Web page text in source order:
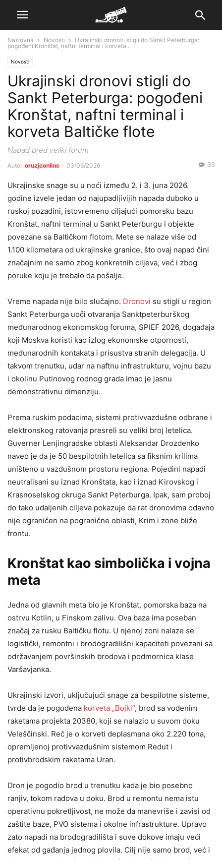
Naslovna Novosti
Ukrajinski dronovi stigli do Sankt Peterburga:
pogođeni Kronštat, naftni terminal i korveta...
Novosti
Ukrajinski dronovi stigli do
Sankt Peterburga: pogođeni
Kronštat, naftni terminal i
korveta Baltičke flote
Napad pred veliki forum
Autor oruzjeonline - 03/06/2026 39
Ukrajinske snage su u noći između 2. i 3. juna 2026.
godine izvele jedan od najupadljivijih napada duboko u
ruskoj pozadini, istovremeno ciljajući pomorsku bazu
Kronštat, naftni terminal u Sankt Peterburgu i objekte
povezane sa Baltičkom flotom. Mete se nalaze više od
1.100 kilometara od ukrajinske granice, što ovaj napad čini
značajnim ne samo zbog konkretnih ciljeva, već i zbog
poruke koju je trebalo da pošalje.
Vreme napada nije bilo slučajno. Dronovi su stigli u region
Sankt Peterburga uoči otvaranja Sanktpeterburškog
međunarodnog ekonomskog foruma, SPIEF 2026, događaja
koji Moskva koristi kao izlog ekonomske otpornosti,
međunarodnih kontakata i prisustva stranih delegacija. U
takvom trenutku, udar na naftnu infrastrukturu, vojnu bazu
i okolinu Putinovog rodnog grada imao je jasnu
demonstrativnu dimenziju.
Prema ruskim podacima, sistemi protivvazdušne odbrane i
elektronskog ratovanja presreli su veliki broj letelica.
Guverner Lenjingradske oblasti Aleksandar Drozdenko
naveo je da je 50 bespilotnih letelica sa fiksnim krilima
uništeno u vazdušnom prostoru regiona. Pojedini napadi
neutralisani su iznad Kronštata, kao i iznad Kirovskog i
Krasnoselskog okruga Sankt Peterburga. Ipak, sam proboj
do tako udaljenih ciljeva pokazuje da rat dronovima odavno
nije ograničen na pogranične oblasti, Krim i zone bliže
frontu.
Kronštat kao simbolička i vojna
meta
Jedna od glavnih meta bio je Kronštat, pomorska baza na
ostrvu Kotlin, u Finskom zalivu. Ova baza ima poseban
značaj za rusku Baltičku flotu. U njenoj zoni nalaze se
logistički, remontni i brodogradilišni kapaciteti povezani sa
održavanjem površinskih brodova i podmornica klase
Varšavjanka.
Ukrajinski izvori, uključujući snage za bespilotne sisteme,
tvrde da je pogođena korveta „Bojki“, brod sa vođenim
raketama projekta 20380, koji se nalazio u suvom doku
Veleščinski. Reč je o korveti deplasmana oko 2.220 tona,
opremljenoj protivvazdušnim sistemom Redut i
protivbrodskim raketama Uran.
Dron je pogodio brod u trenutku kada je bio posebno
ranjiv, tokom radova u doku. Brod u remontu nema istu
operativnu pokretljivost, ne može da manevriše i zavisi od
zaštite baze, PVO sistema i okolne infrastrukture. Upravo
zato napadi na brodogradilišta i suve dokove imaju veći
efekat od gađanja jednog plovila. Cilj nije samo brod, već i